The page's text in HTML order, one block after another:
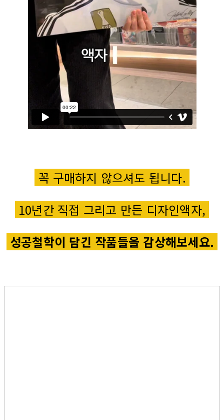
꼭 구매하지 않으셔도 됩니다.
10년간 직접 그리고 만든 디자인액자,
성공철학이 담긴 작품들을 감상해보세요.